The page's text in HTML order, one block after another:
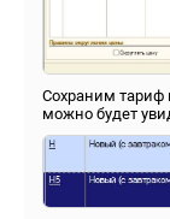
Сохраним тариф
можно будет